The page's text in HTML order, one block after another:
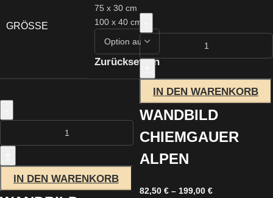
GRÖSSE
75 x 30 cm
100 x 40 cm
Zurücksetzen
IN DEN WARENKORB
IN DEN WARENKORB
WANDBILD
CHIEMGAUER
ALPEN
82,50 € – 199,00 €